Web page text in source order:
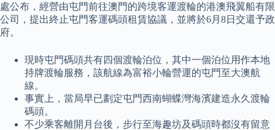
處公布，經營由屯門前往澳門的跨境客運渡輪的港澳飛翼船有限
公司，提出終止屯門客運碼頭租賃協議，並將於6月8日交還予政
府。
現時屯門碼頭共有四個渡輪泊位，其中一個泊位用作本地
持牌渡輪服務，該航線為富裕小輪營運的屯門至大澳航
線。
事實上，當局早已劃定屯門西南蝴蝶灣海濱建造永久渡輪
碼頭。
不少乘客離開月台後，步行至海趣坊及碼頭時都沒有留意